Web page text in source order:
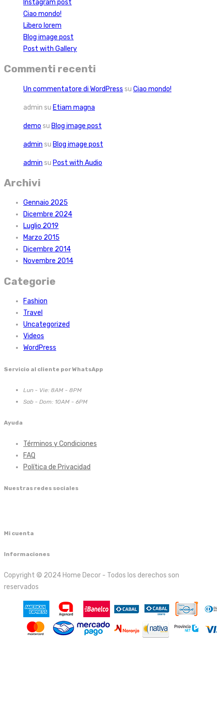
Instagram post
Ciao mondo!
Libero lorem
Blog image post
Post with Gallery
Commenti recenti
Un commentatore di WordPress su Ciao mondo!
admin su Etiam magna
demo su Blog image post
admin su Blog image post
admin su Post with Audio
Archivi
Gennaio 2025
Dicembre 2024
Luglio 2019
Marzo 2015
Dicembre 2014
Novembre 2014
Categorie
Fashion
Travel
Uncategorized
Videos
WordPress
Servicio al cliente por WhatsApp
Lun - Vie: 8AM - 8PM
Sab - Dom: 10AM - 6PM
Ayuda
Términos y Condiciones
FAQ
Política de Privacidad
Nuestras redes sociales
Mi cuenta
Informaciones
Copyright © 2024 Home Decor - Todos los derechos son
reservados